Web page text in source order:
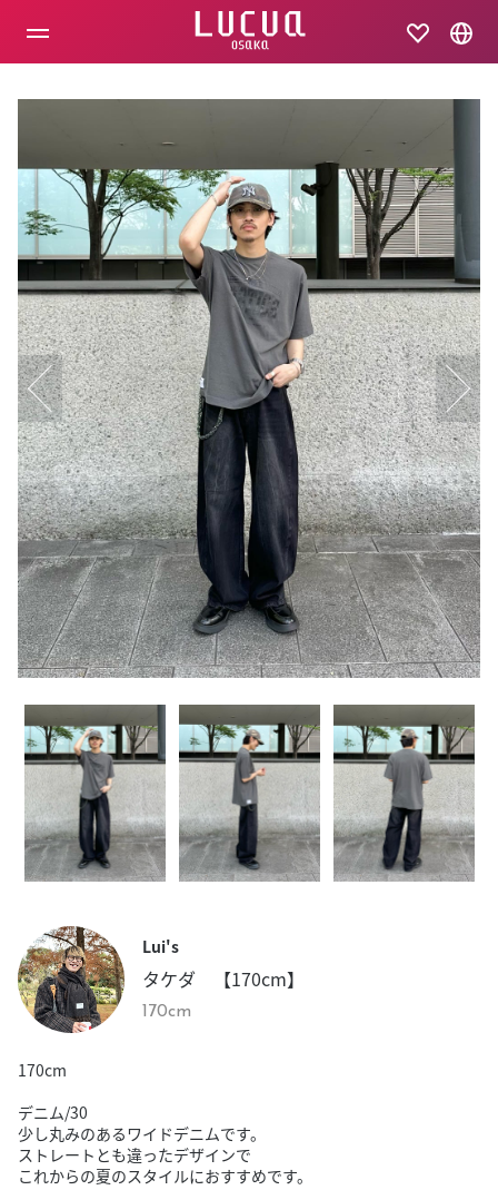
Lui's
タケダ 【170cm】
170cm
170cm
デニム/30
少し丸みのあるワイドデニムです。
ストレートとも違ったデザインで
これからの夏のスタイルにおすすめです。